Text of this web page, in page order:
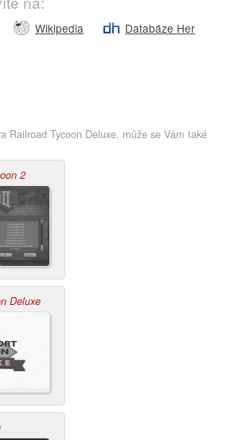
Wikipedia Databáze Her
Railroad Tycoon Deluxe, může se Vám také
2
Deluxe